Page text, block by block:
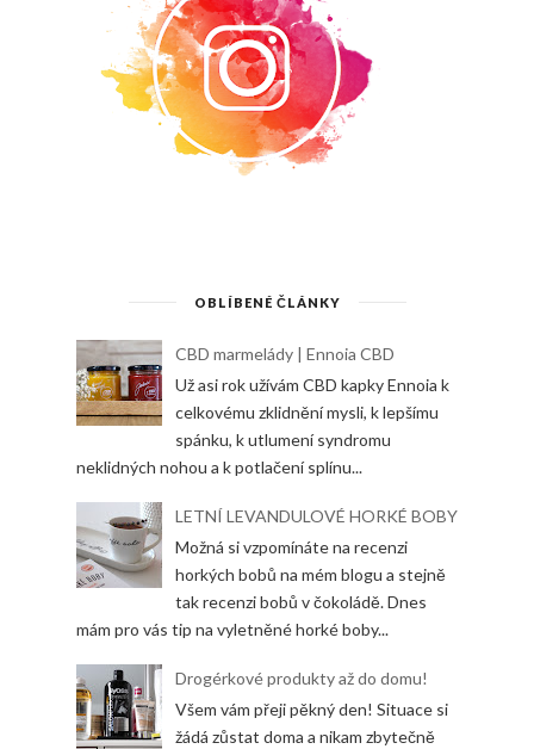
OBLÍBENÉ ČLÁNKY
CBD marmelády | Ennoia CBD
Už asi rok užívám CBD kapky Ennoia k
celkovému zklidnění mysli, k lepšímu
spánku, k utlumení syndromu
neklidných nohou a k potlačení splínu...
LETNÍ LEVANDULOVÉ HORKÉ BOBY
Možná si vzpomínáte na recenzi
horkých bobů na mém blogu a stejně
tak recenzi bobů v čokoládě. Dnes
mám pro vás tip na vyletněné horké boby...
Drogérkové produkty až do domu!
Všem vám přeji pěkný den! Situace si
žádá zůstat doma a nikam zbytečně